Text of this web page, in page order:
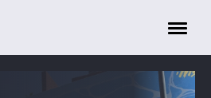
Cookies